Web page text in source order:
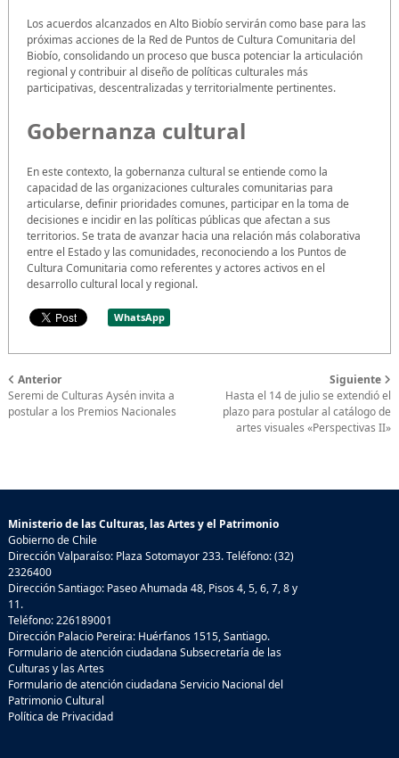
Los acuerdos alcanzados en Alto Biobío servirán como base para las
próximas acciones de la Red de Puntos de Cultura Comunitaria del
Biobío, consolidando un proceso que busca potenciar la articulación
regional y contribuir al diseño de políticas culturales más
participativas, descentralizadas y territorialmente pertinentes.
Gobernanza cultural
En este contexto, la gobernanza cultural se entiende como la
capacidad de las organizaciones culturales comunitarias para
articularse, definir prioridades comunes, participar en la toma de
decisiones e incidir en las políticas públicas que afectan a sus
territorios. Se trata de avanzar hacia una relación más colaborativa
entre el Estado y las comunidades, reconociendo a los Puntos de
Cultura Comunitaria como referentes y actores activos en el
desarrollo cultural local y regional.
WhatsApp
Anterior
Seremi de Culturas Aysén invita a
postular a los Premios Nacionales
Siguiente
Hasta el 14 de julio se extendió el
plazo para postular al catálogo de
artes visuales «Perspectivas II»
Ministerio de las Culturas, las Artes y el Patrimonio
Gobierno de Chile
Dirección Valparaíso: Plaza Sotomayor 233. Teléfono: (32)
2326400
Dirección Santiago: Paseo Ahumada 48, Pisos 4, 5, 6, 7, 8 y
11.
Teléfono: 226189001
Dirección Palacio Pereira: Huérfanos 1515, Santiago.
Formulario de atención ciudadana Subsecretaría de las
Culturas y las Artes
Formulario de atención ciudadana Servicio Nacional del
Patrimonio Cultural
Política de Privacidad